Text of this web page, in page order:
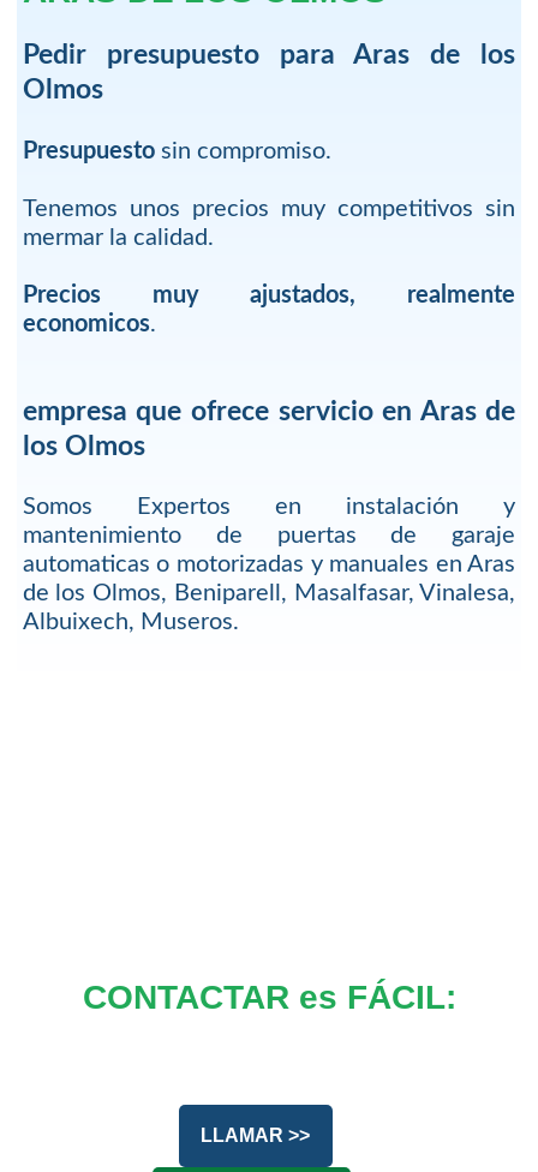
Pedir presupuesto para Aras de los
Olmos
Presupuestosin compromiso.
Tenemos unos precios muy competitivos sin
mermar la calidad.
Precios muy ajustados, realmente
economicos.
empresa que ofrece servicio en Aras de
los Olmos
Somos Expertos en instalación y
mantenimiento de puertas de garaje
automaticas o motorizadas y manuales en Aras
de los Olmos, Beniparell, Masalfasar, Vinalesa,
Albuixech, Museros.
CONTACTAR es FÁCIL:
LLAMAR >>